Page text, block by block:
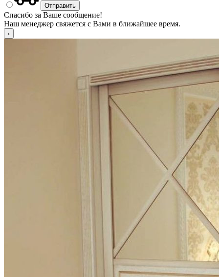
Спасибо за Ваше сообщение!
Наш менеджер свяжется с Вами в ближайшее время.